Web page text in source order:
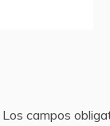
Los campos